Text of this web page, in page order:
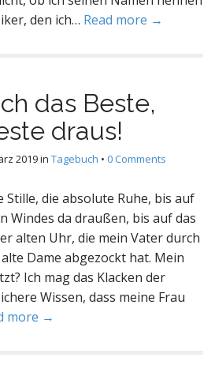
den ich… Read more →
das Beste,
draus!
2019in Tagebuch • 0 Comments
Stille, die absolute Ruhe, bis auf
Windes da draußen, bis auf das
alten Uhr, die mein Vater durch
Dame abgezockt hat. Mein
Ich mag das Klacken der
Wissen, dass meine Frau
more →